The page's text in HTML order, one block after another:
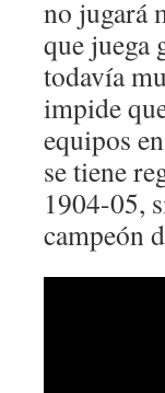
no jugará
que juega
todavía
impide
equipos
se tiene
1904-05,
campeón